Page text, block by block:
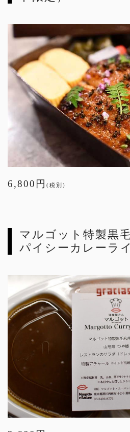
6,800円 (税別)
マルゴット特製黒
パイシーカレーラ